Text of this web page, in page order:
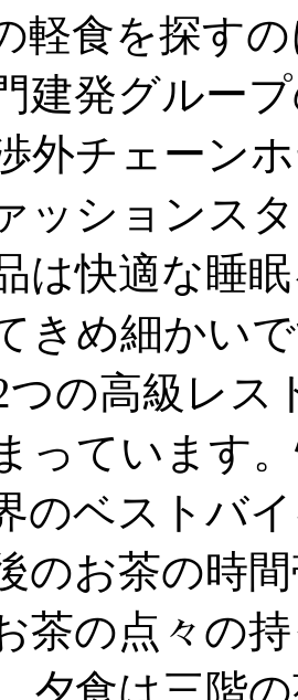
軽食を探す
建発グルー
外チェーン
ッションス
は快適な睡
きめ細かい
の高級レス
っています
のベストバ
のお茶の時
茶の点々の
夕食は三階